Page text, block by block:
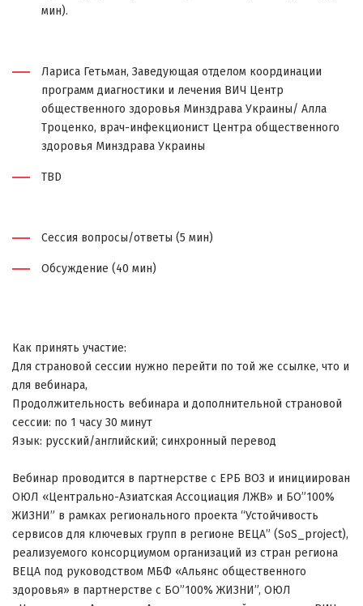
мин).
Лариса Гетьман, Заведующая отделом координации
программ диагностики и лечения ВИЧ Центр
общественного здоровья Минздрава Украины/ Алла
Троценко, врач-инфекционист Центра общественного
здоровья Минздрава Украины
TBD
Сессия вопросы/ответы (5 мин)
Обсуждение (40 мин)
Как принять участие:
Для страновой сессии нужно перейти по той же ссылке, что и
для вебинара,
Продолжительность вебинара и дополнительной страновой
сессии: по 1 часу 30 минут
Язык: русский/английский; синхронный перевод
Вебинар проводится в партнерстве с ЕРБ ВОЗ и инициирован
ОЮЛ «Центрально-Азиатская Ассоциация ЛЖВ» и БО”100%
ЖИЗНИ” в рамках регионального проекта “Устойчивость
сервисов для ключевых групп в регионе ВЕЦА” (SoS_project),
реализуемого консорциумом организаций из стран региона
ВЕЦА под руководством МБФ «Альянс общественного
здоровья» в партнерстве с БО”100% ЖИЗНИ”, ОЮЛ